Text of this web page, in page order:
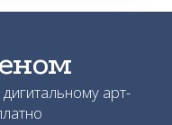
арт-